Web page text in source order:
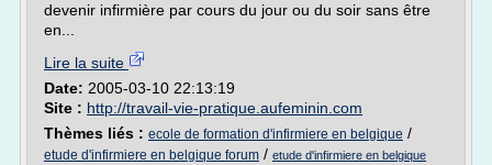
devenir infirmière par cours du jour ou du soir sans être
en...
Lire la suite
Date: 2005-03-10 22:13:19
Site : http://travail-vie-pratique.aufeminin.com
Thèmes liés : ecole de formation d'infirmiere en belgique /
etude d'infirmiere en belgique forum / etude d'infirmiere en belgique